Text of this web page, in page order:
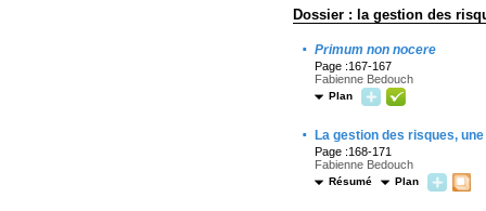
Dossier : la gestion des
· Primum non nocere
Page :167-167
Fabienne Bedouch
Plan
· La gestion des risques,
Page :168-171
Fabienne Bedouch
Résumé Plan